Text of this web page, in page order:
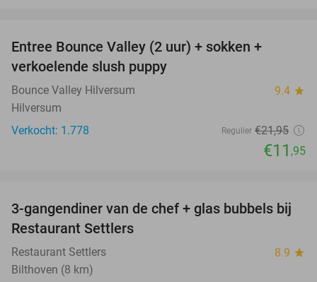
Entree Bounce Valley (2 uur) + sokken +
verkoelende slush puppy
Bounce Valley Hilversum 9.4 star
Hilversum
Verkocht: 1.778
Regulier €21,95
€11 ,95
40%
3-gangendiner van de chef + glas bubbels bij
Restaurant Settlers
Restaurant Settlers 8.9 star
Bilthoven (8 km)